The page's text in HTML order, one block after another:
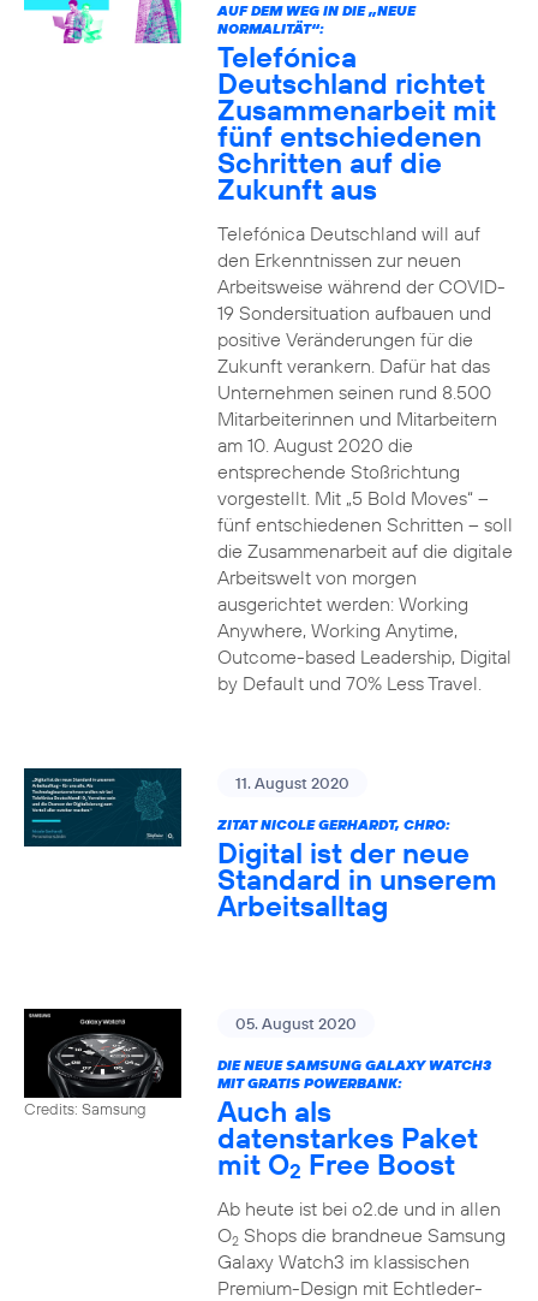
AUF DEM WEG IN DIE „NEUE
NORMALITÄT“:
Telefónica
Deutschland richtet
Zusammenarbeit mit
fünf entschiedenen
Schritten auf die
Zukunft aus
Telefónica Deutschland will auf
den Erkenntnissen zur neuen
Arbeitsweise während der COVID-
19 Sondersituation aufbauen und
positive Veränderungen für die
Zukunft verankern. Dafür hat das
Unternehmen seinen rund 8.500
Mitarbeiterinnen und Mitarbeitern
am 10. August 2020 die
entsprechende Stoßrichtung
vorgestellt. Mit „5 Bold Moves“ –
fünf entschiedenen Schritten – soll
die Zusammenarbeit auf die digitale
Arbeitswelt von morgen
ausgerichtet werden: Working
Anywhere, Working Anytime,
Outcome-based Leadership, Digital
by Default und 70% Less Travel.
11. August 2020
ZITAT NICOLE GERHARDT, CHRO:
Digital ist der neue
Standard in unserem
Arbeitsalltag
Credits: Samsung
05. August 2020
DIE NEUE SAMSUNG GALAXY WATCH3
MIT GRATIS POWERBANK:
Auch als
datenstarkes Paket
mit O2 Free Boost
Ab heute ist bei o2.de und in allen
O2Shops die brandneue Samsung
Galaxy Watch3 im klassischen
Premium-Design mit Echtleder-